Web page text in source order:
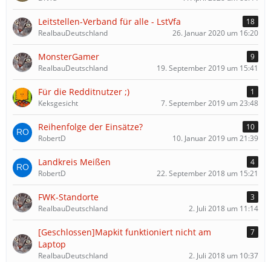
Leitstellen-Verband für alle - LstVfa
18
RealbauDeutschland
26. Januar 2020 um 16:20
MonsterGamer
9
RealbauDeutschland
19. September 2019 um 15:41
Für die Redditnutzer ;)
1
Keksgesicht
7. September 2019 um 23:48
Reihenfolge der Einsätze?
10
RobertD
10. Januar 2019 um 21:39
Landkreis Meißen
4
RobertD
22. September 2018 um 15:21
FWK-Standorte
3
RealbauDeutschland
2. Juli 2018 um 11:14
[Geschlossen]Mapkit funktioniert nicht am
Laptop
7
RealbauDeutschland 2. Juli 2018 um 10:37